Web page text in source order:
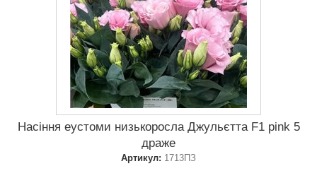
Насіння еустоми низькоросла Джульєтта F1 pink 5
драже
Артикул: 1713ПЗ